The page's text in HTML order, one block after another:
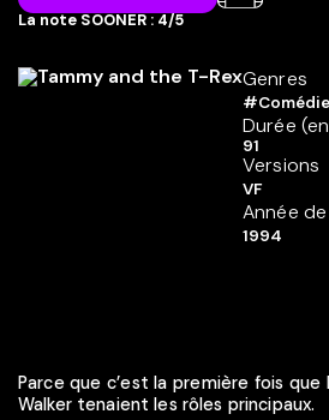
La note SOONER : 4/5
Genres
#Comédie
Durée
91
Versions
VF
Année
1994
Parce que c’est la première fois que
Walker tenaient les rôles principaux.